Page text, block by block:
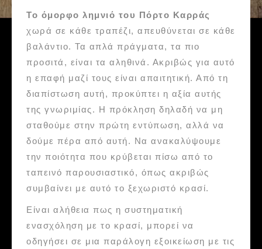
Το όμορφο λημνιό του Πόρτο Καρράς
χωρά σε κάθε τραπέζι, απευθύνεται σε κάθε
βαλάντιο. Τα απλά πράγματα, τα πιο
προσιτά, είναι τα αληθινά. Ακριβώς για αυτό
η επαφή μαζί τους είναι απαιτητική. Από τη
διαπίστωση αυτή, προκύπτει η αξία αυτής
της γνωριμίας. Η πρόκληση δηλαδή να μη
σταθούμε στην πρώτη εντύπωση, αλλά να
δούμε πέρα από αυτή. Να ανακαλύψουμε
την ποιότητα που κρύβεται πίσω από το
ταπεινό παρουσιαστικό, όπως ακριβώς
συμβαίνει με αυτό το ξεχωριστό κρασί.
Είναι αλήθεια πως η συστηματική
ενασχόληση με το κρασί, μπορεί να
οδηγήσει σε μια παράλογη εξοικείωση με τις